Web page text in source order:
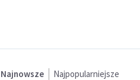
Najnowsze Najpopularniejsze